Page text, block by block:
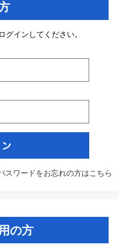
グインしてください。
スワードをお忘れの方はこちら
の方